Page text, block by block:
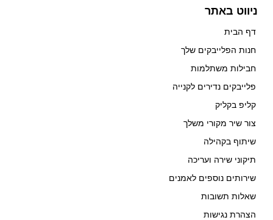
ניווט באתר
דף הבית
חנות הפלייבקים שלך
חבילות משתלמות
פלייבקים נדירים לקנייה
קליפ בקליק
צור שיר מקורי משלך
שיתוף בקהילה
תיקוני שירה ועריכה
שירותים נוספים לאמנים
שאלות תשובות
הצהרת נגישות